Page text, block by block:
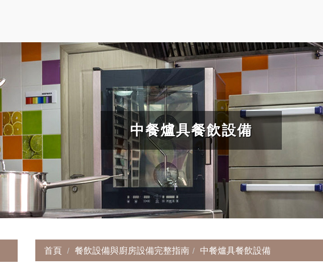
中餐爐具餐飲設備
首頁 餐飲設備與廚房設備完整指南 中餐爐具餐飲設備